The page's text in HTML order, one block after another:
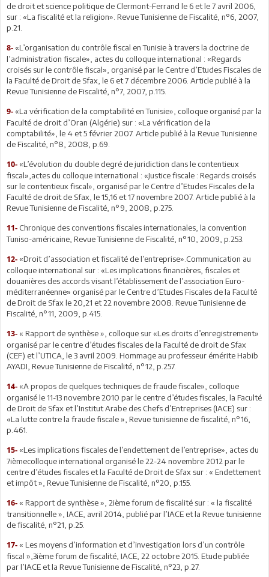
de droit et science politique de Clermont-Ferrand le 6 et le 7 avril 2006,
sur : «La fiscalité et la religion». Revue Tunisienne de Fiscalité, n°6, 2007,
p.21.
8- «L’organisation du contrôle fiscal en Tunisie à travers la doctrine de
l’administration fiscale», actes du colloque international : «Regards
croisés sur le contrôle fiscal», organisé par le Centre d’Etudes Fiscales de
la Faculté de Droit de Sfax, le 6 et 7 décembre 2006. Article publié à la
Revue Tunisienne de Fiscalité, n°7, 2007, p.115.
9- «La vérification de la comptabilité en Tunisie», colloque organisé par la
Faculté de droit d’Oran (Algérie) sur : «La vérification de la
comptabilité», le 4 et 5 février 2007. Article publié à la Revue Tunisienne
de Fiscalité, n°8, 2008, p.69.
10- «L’évolution du double degré de juridiction dans le contentieux
fiscal»,actes du colloque international : «Justice fiscale : Regards croisés
sur le contentieux fiscal», organisé par le Centre d’Etudes Fiscales de la
Faculté de droit de Sfax, le 15,16 et 17 novembre 2007. Article publié à la
Revue Tunisienne de Fiscalité, n°9, 2008, p.275.
11- Chronique des conventions fiscales internationales, la convention
Tuniso-américaine, Revue Tunisienne de Fiscalité, n°10, 2009, p.253.
12- «Droit d’association et fiscalité de l’entreprise».Communication au
colloque international sur : «Les implications financières, fiscales et
douanières des accords visant l’établissement de l’association Euro-
méditerranéenne» organisé par le Centre d’Etudes Fiscales de la Faculté
de Droit de Sfax le 20,21 et 22 novembre 2008. Revue Tunisienne de
Fiscalité, n°11, 2009, p.415.
13- « Rapport de synthèse », colloque sur «Les droits d’enregistrement»
organisé par le centre d’études fiscales de la Faculté de droit de Sfax
(CEF) et l’UTICA, le 3 avril 2009. Hommage au professeur émérite Habib
AYADI, Revue Tunisienne de Fiscalité, n°12, p.257.
14- «A propos de quelques techniques de fraude fiscale», colloque
organisé le 11-13 novembre 2010 par le centre d’études fiscales, la Faculté
de Droit de Sfax et l’Institut Arabe des Chefs d’Entreprises (IACE) sur :
«La lutte contre la fraude fiscale », Revue tunisienne de fiscalité, n°16,
p.461.
15- «Les implications fiscales de l’endettement de l’entreprise», actes du
7ièmecolloque international organisé le 22-24 novembre 2012 par le
centre d’études fiscales et la Faculté de Droit de Sfax sur : « Endettement
et impôt », Revue Tunisienne de Fiscalité, n°20, p.155.
16- « Rapport de synthèse », 2ième forum de fiscalité sur : « la fiscalité
transitionnelle », IACE, avril 2014, publié par l’IACE et la Revue tunisienne
de fiscalité, n°21, p.25.
17- « Les moyens d’information et d’investigation lors d’un contrôle
fiscal »,3ième forum de fiscalité, IACE, 22 octobre 2015. Etude publiée
par l’IACE et la Revue Tunisienne de Fiscalité, n°23, p.27.